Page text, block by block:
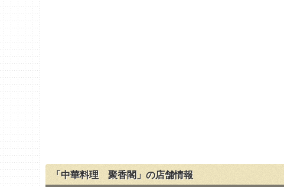
「中華料理 聚香閣」の店舗情報